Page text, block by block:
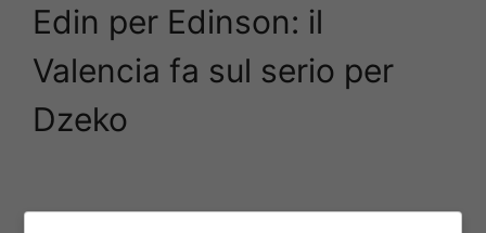
Edin per Edinson: il
Valencia fa sul serio per
Dzeko